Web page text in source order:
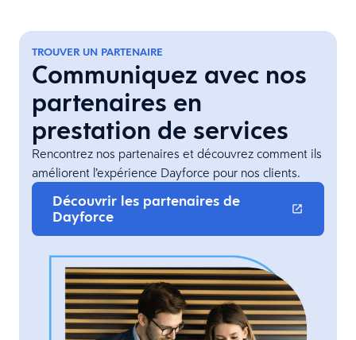
TROUVER UN PARTENAIRE
Communiquez avec nos
partenaires en
prestation de services
Rencontrez nos partenaires et découvrez comment ils
améliorent l’expérience Dayforce pour nos clients.
Découvrir les partenaires de
Dayforce